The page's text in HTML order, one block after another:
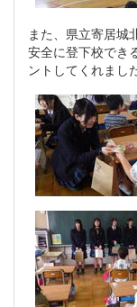
また、県立寄居城
安全に登下校でき
ントしてくれまし